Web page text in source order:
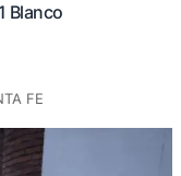
Blanco
FE